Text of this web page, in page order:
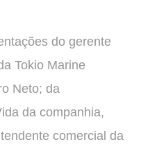
do gerente
Tokio Marine
Neto; da
da companhia,
comercial da